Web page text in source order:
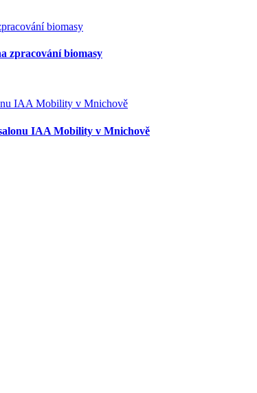
zpracování biomasy
IAA Mobility v Mnichově